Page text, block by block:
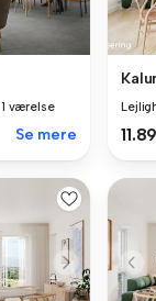
1 værelse
Se mere